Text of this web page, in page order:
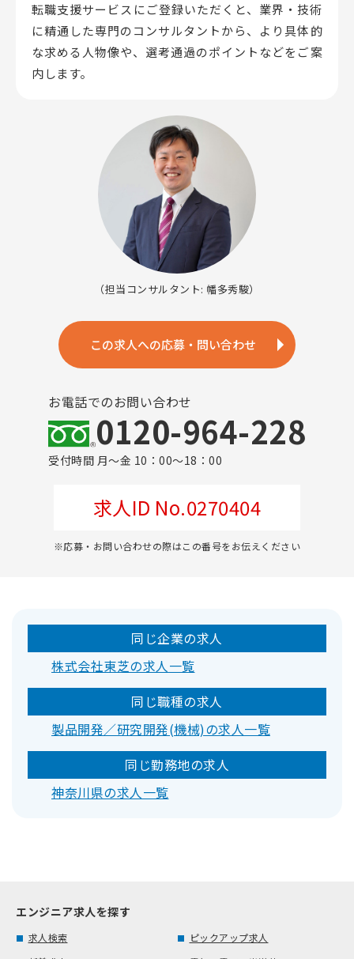
転職支援サービスにご登録いただくと、業界・技術
に精通した専門のコンサルタントから、 より具体的
な求める人物像や、選考通過のポイントなどをご案
内します。
（担当コンサルタント: 幡多秀駿）
この求人への応募・問い合わせ
お電話でのお問い合わせ
0120-964-228
受付時間 月～金 10：00～18：00
求人ID No.0270404
※応募・お問い合わせの際はこの番号をお伝えください
同じ企業の求人
株式会社東芝の求人一覧
同じ職種の求人
製品開発／研究開発(機械)の求人一覧
同じ勤務地の求人
神奈川県の求人一覧
エンジニア求人を探す
求人検索
ピックアップ求人